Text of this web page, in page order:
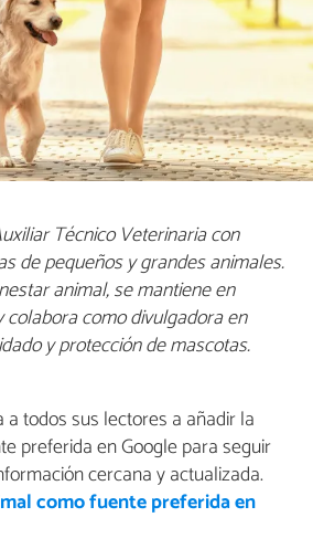
Técnico Veterinaria con
de pequeños y grandes animales.
animal, se mantiene en
como divulgadora en
y protección de mascotas.
a todos sus lectores a añadir la
preferida en Google para seguir
cercana y actualizada.
como fuente preferida en